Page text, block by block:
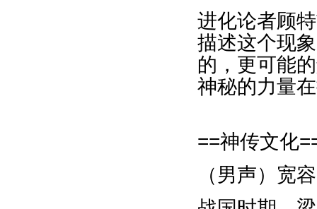
进化论者顾
描述这个现
的，更可能
神秘的力量
==神传文化
（男声）宽